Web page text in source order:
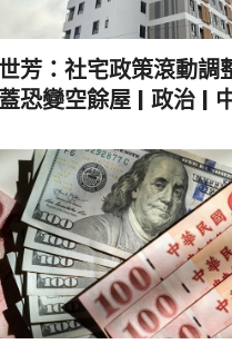
芳：社宅政策滾動
恐變空餘屋 | 政治 |